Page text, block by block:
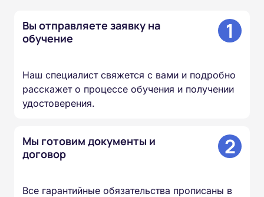
Вы отправляете заявку на
обучение
1
Наш специалист свяжется с вами и подробно
расскажет о процессе обучения и получении
удостоверения.
Мы готовим документы и
договор
2
Все гарантийные обязательства прописаны в